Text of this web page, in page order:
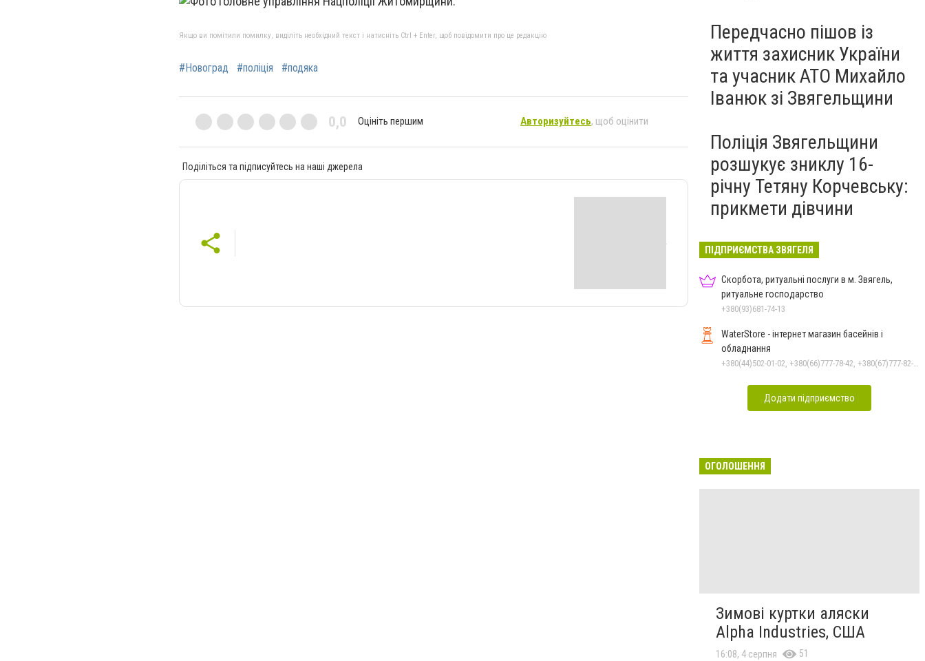
Якщо ви помітили помилку, виділіть необхідний текст і натисніть Ctrl + Enter, щоб повідомити про це редакцію
#Новоград #поліція #подяка
0,0 Оцініть першим Авторизуйтесь, щоб оцінити
Поділіться та підписуйтесь на наші джерела
Передчасно пішов із
життя захисник України
та учасник АТО Михайло
Іванюк зі Звягельщини
Поліція Звягельщини
розшукує зниклу 16-
річну Тетяну Корчевську:
прикмети дівчини
ПІДПРИЄМСТВА ЗВЯГЕЛЯ
Скорбота, ритуальні послуги в м. Звягель,
ритуальне господарство
+380(93)681-74-13
WaterStore - інтернет магазин басейнів і
обладнання
+380(44)502-01-02, +380(66)777-78-42, +380(67)777-82-19, +380(67)890-80-80, +380(73)890-80-80, +380(44)502-01-03
Додати підприємство
ОГОЛОШЕННЯ
Зимові куртки аляски
Alpha Industries, США
16:08, 4 серпня 51